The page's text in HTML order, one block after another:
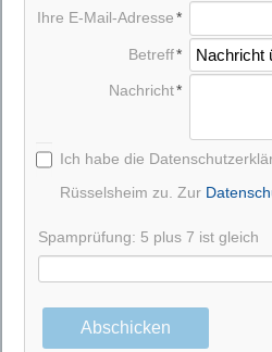
Ihre E-Mail-Adresse
Betreff
Nachricht
Ich habe die
Rüsselsheim zu. Zur
Spamprüfung: 5 plus 7 ist gleich